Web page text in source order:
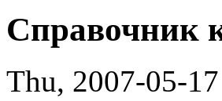
Справочник
Thu, 2007-05-